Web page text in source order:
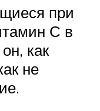
при
С в
как
не